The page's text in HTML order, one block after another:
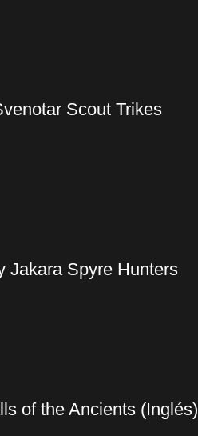
Scout Trikes
Jakara Spyre Hunters
of the Ancients (Inglés)